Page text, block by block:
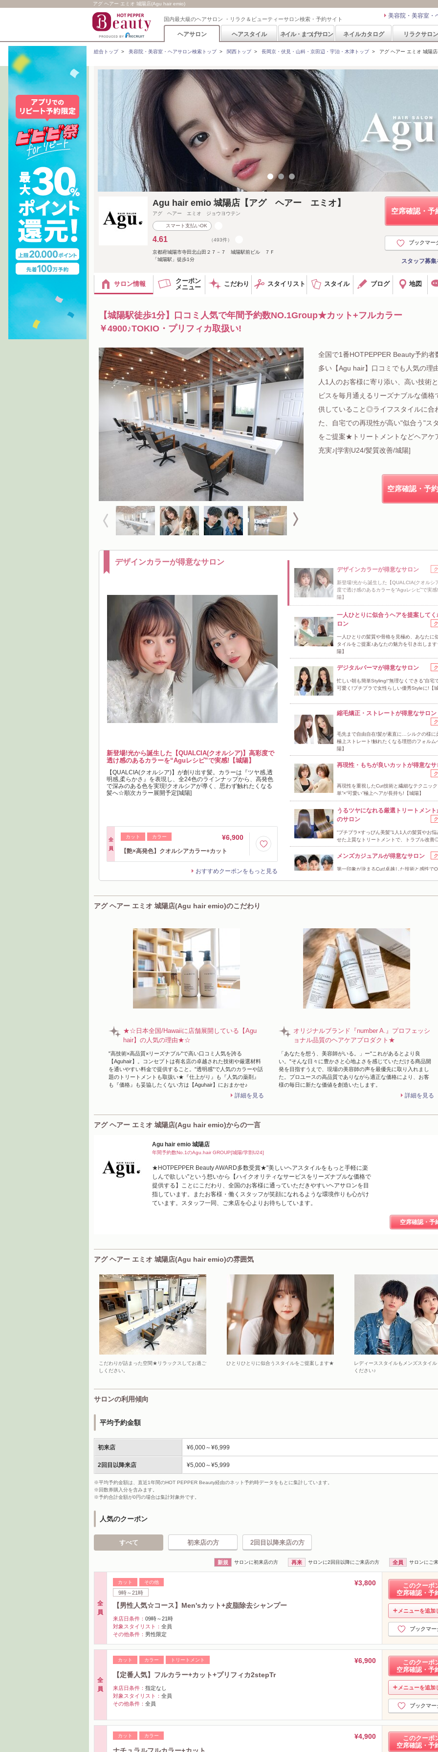
アグ ヘアー エミオ 城陽店(Agu hair emio)
国内最大級のヘアサロン ・リラク＆ビューティーサロン検索・予約サイト 美容院・美容室・
ヘアサロン ヘアスタイル ネイル・まつげサロン ネイルカタログ リラクサロン
総合トップ> 美容院・美容室・ヘアサロン検索トップ> 関西トップ> 長岡京・伏見・山科・京田辺・宇治・木津トップ> アグ ヘアー エミオ 城陽
空席確認・予
ブックマー
スタッフ募
Agu hair emio 城陽店【アグ ヘアー エミオ】
アグ ヘアー エミオ ジョウヨウテン
スマート支払いOK
4.61 （493件）
京都府城陽市寺田北山田２７－７ 城陽駅前ビル ７Ｆ
「城陽駅」徒歩1分
サロン情報
クーポン
メニュー
こだわり スタイリスト スタイル ブログ 地図
【城陽駅徒歩1分】口コミ人気で年間予約数NO.1Group★カット+フルカラー
￥4900♪TOKIO・プリフィカ取扱い!
全国で1番HOTPEPPER Beauty予約者
多い【Agu hair】口コミでも人気の理
人1人のお客様に寄り添い、高い技術
ビスを毎月通えるリーズナブルな価格
供していること◎ライフスタイルに合
た、自宅での再現性が高い"似合う"ス
をご提案★トリートメントなどヘアケ
充実♪[学割U24/髪質改善/城陽]
空席確認・予
デザインカラーが得意なサロン
新登場!光から誕生した【QUALCIA(クオルシア)】高彩度で
透け感のあるカラーを“Aguレシピ”で実感!【城陽】
【QUALCIA(クオルシア)】が創り出す髪。カラーは『ツヤ感,透
明感,柔らかさ』を表現し、全24色のラインナップから、高発色
で深みのある色を実現!クオルシアが導く、思わず触れたくなる
髪へ☆順次カラー展開予定[城陽]
全
員
カット カラー ¥6,900
【艶×高発色】クオルシアカラー+カット
おすすめクーポンをもっと見る
デザインカラーが得意なサロン
新登場!光から誕生した【QUALCIA(クオルシ
度で透け感のあるカラーを“Aguレシピ”で実
陽】
一人ひとりに似合うヘアを提案してく
ロン
一人ひとりの髪質や骨格を見極め、あなたに
タイルをご提案♪あなたの魅力を引き出しま
陽】
デジタルパーマが得意なサロン
忙しい朝も簡単Styling!“無理なくできる”自宅
可愛く!プチプラで女性らしい優秀Styleに!【
縮毛矯正・ストレートが得意なサロン
毛先まで自由自在!髪が素直に…シルクの様に
極上ストレート!触れたくなる理想のフォルム
陽】
再現性・もちが良いカットが得意なサ
再現性を重視したCut技術と繊細なテクニック
単”×“可愛い”極上ヘアが長持ち!【城陽】
うるツヤになれる厳選トリートメント
のサロン
“プチプラ×すっぴん美髪”1人1人の髪質やお悩
せた上質なトリートメントで、トラブル改善
メンズカジュアルが得意なサロン
第一印象が決まるCut!卓越した技術と感性で
アグ ヘアー エミオ 城陽店(Agu hair emio)のこだわり
★☆日本全国/Hawaiiに店舗展開している【Agu
hair】の人気の理由★☆
"高技術×高品質×リーズナブル"で高い口コミ人気を誇る
【Aguhair】。コンセプトは有名店の卓越された技術や厳選材料
を通いやすい料金で提供すること。"透明感"で人気のカラーや話
題のトリートメントも取扱い★『仕上がり』も『人気の薬剤』
も『価格』も妥協したくない方は【Aguhair】におまかせ♪
詳細を見る
オリジナルブランド『number A.』プロフェッシ
ョナル品質のヘアケアプロダクト★
「あなたを想う、美容師がいる。」ー"これがあるとより良
い。"そんな日々に豊かさと心地よさを感じていただける商品開
発を目指すうえで、現場の美容師の声を最優先に取り入れまし
た。プロユースの高品質でありながら適正な価格により、お客
様の毎日に新たな価値を創造いたします。
詳細を見る
アグ ヘアー エミオ 城陽店(Agu hair emio)からの一言
Agu hair emio 城陽店
年間予約数No.1のAgu.hair GROUP[城陽/学割U24]
★HOTPEPPER Beauty AWARD多数受賞★"美しいヘアスタイルをもっと手軽に楽
しんで欲しい"という想いから【ハイクオリティなサービスをリーズナブルな価格で
提供する】ことにこだわり、全国のお客様に通っていただきやすいヘアサロンを目
指しています。またお客様・働くスタッフが笑顔になれるような環境作りも心がけ
ています。スタッフ一同、ご来店を心よりお待ちしています。
空席確認・予
アグ ヘアー エミオ 城陽店(Agu hair emio)の雰囲気
こだわりが詰まった空間★リラックスしてお過ご
しください。
ひとりひとりに似合うスタイルをご提案します★
レディーススタイルもメンズスタイ
ください♪
サロンの利用傾向
平均予約金額
初来店 ¥6,000～¥6,999
2回目以降来店 ¥5,000～¥5,999
※平均予約金額は、直近1年間のHOT PEPPER Beauty経由のネット予約時データをもとに集計しています。
※回数券購入分を含みます。
※予約合計金額が0円の場合は集計対象外です。
人気のクーポン
すべて 初来店の方 2回目以降来店の方
新規 サロンに初来店の方 再来 サロンに2回目以降にご来店の方 全員 サロンにご
全
員
カット その他
9時～21時
¥3,800
【男性人気☆コース】Men'sカット+皮脂除去シャンプー
来店日条件： 09時～21時
対象スタイリスト： 全員
その他条件： 男性限定
このクーポ
空席確認・予
メニューを追加
ブックマー
全
員
カット カラー トリートメント
¥6,900
【定番人気】フルカラー+カット+プリフィカ2stepTr
来店日条件： 指定なし
対象スタイリスト： 全員
その他条件： 全員
このクーポ
空席確認・予
メニューを追加
ブックマー
カット カラー
¥4,900
ナチュラルフルカラー+カット
このクーポ
空席確認・予